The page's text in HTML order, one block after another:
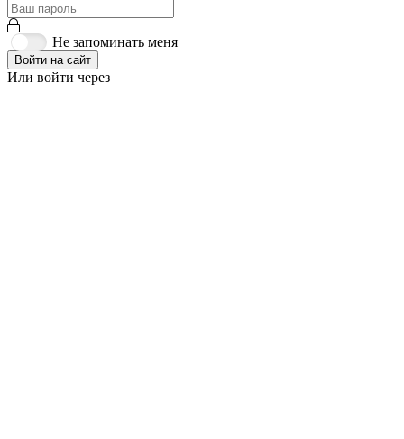
Не запоминать меня
Войти на сайт
Или войти через